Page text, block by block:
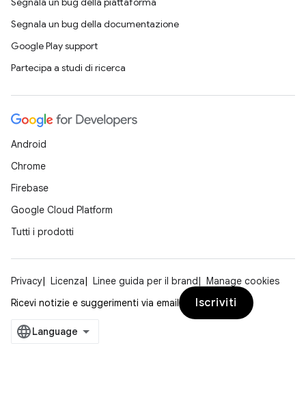
Segnala un bug della documentazione
Google Play support
Partecipa a studi di ricerca
Android
Chrome
Firebase
Google Cloud Platform
Tutti i prodotti
Privacy Licenza Linee guida per il brand
Manage cookies
Ricevi notizie e suggerimenti via email
Iscriviti